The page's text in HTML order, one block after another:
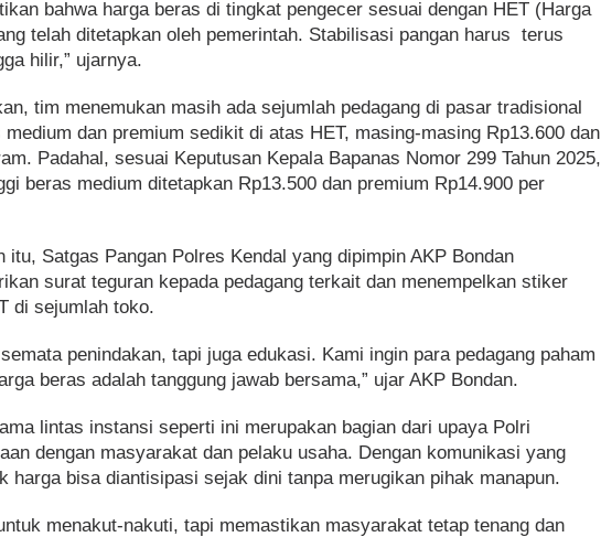
bahwa harga beras di tingkat pengecer sesuai dengan HET (Harga
telah ditetapkan oleh pemerintah. Stabilisasi pangan harus terus
hilir,” ujarnya.
tim menemukan masih ada sejumlah pedagang di pasar tradisional
dan premium sedikit di atas HET, masing-masing Rp13.600 dan
Padahal, sesuai Keputusan Kepala Bapanas Nomor 299 Tahun 2025,
beras medium ditetapkan Rp13.500 dan premium Rp14.900 per
itu, Satgas Pangan Polres Kendal yang dipimpin AKP Bondan
surat teguran kepada pedagang terkait dan menempelkan stiker
di sejumlah toko.
penindakan, tapi juga edukasi. Kami ingin para pedagang paham
beras adalah tanggung jawab bersama,” ujar AKP Bondan.
lintas instansi seperti ini merupakan bagian dari upaya Polri
dengan masyarakat dan pelaku usaha. Dengan komunikasi yang
harga bisa diantisipasi sejak dini tanpa merugikan pihak manapun.
menakut-nakuti, tapi memastikan masyarakat tetap tenang dan